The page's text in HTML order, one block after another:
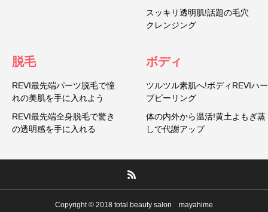
スッキリ透明肌!話題の毛穴
クレンジング
脱毛
REVI最先端パーツ脱毛で憧
れの美肌を手に入れよう
REVI最先端全身脱毛で驚き
の透明感を手に入れる
ボディ
ツルツル素肌へ!ボディREVIハー
ブピーリング
体の内外から温活!黄土よもぎ蒸
しで代謝アップ
Copyright © 2018 total beauty salon mayahime